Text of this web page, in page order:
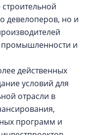
девелоперов, но и
промышленности и
действенных
условий для
отрасли в
программ и